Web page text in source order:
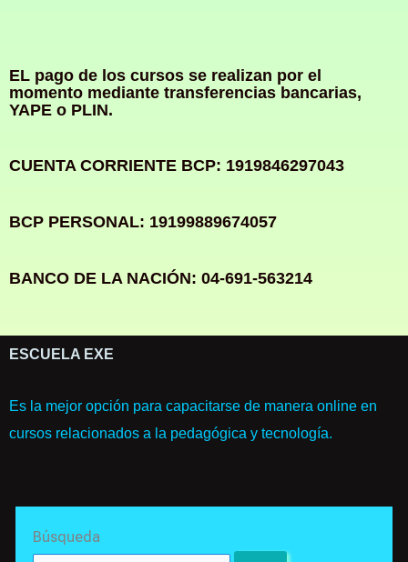
EL pago de los cursos se realizan por el
momento mediante transferencias bancarias,
YAPE o PLIN.
CUENTA CORRIENTE BCP: 1919846297043
BCP PERSONAL: 19199889674057
BANCO DE LA NACIÓN: 04-691-563214
ESCUELA EXE
Es la mejor opción para capacitarse de manera online en
cursos relacionados a la pedagógica y tecnología.
Búsqueda
for: